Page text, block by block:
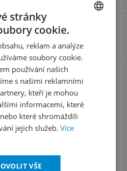
NEWSLETTER
na sociálních sítích
LinkedInflickr
stavu objednávek
ENGLISH
stránky
cookie.
reklam a analýze
soubory cookie.
používání našich
s našimi reklamními
kteří je mohou
informacemi, které
které shromáždili
jejich služeb. Více
VŠE